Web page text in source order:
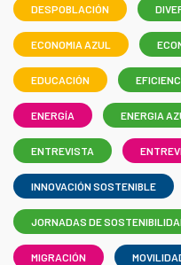
DESPOBLACIÓN
ECONOMIA AZUL
EDUCACIÓN
ENERGÍA ENERGIA
ENTREVISTA
INNOVACIÓN SOSTENIBLE
JORNADAS DE
MIGRACIÓN